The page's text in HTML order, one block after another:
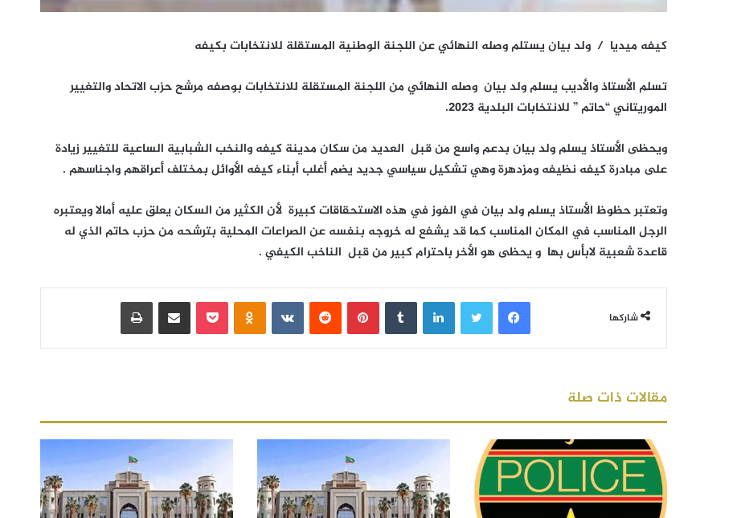
كيفه ميديا / ولد بيان يستلم وصله النهائي عن اللجنة الوطنية المستقلة للانتخابات بكيفه
تسلم الأستاذ والأديب يسلم ولد بيان وصله النهائي من اللجنة المستقلة للانتخابات بوصفه مرشح حزب الاتحاد والتغيير
الموريتاني “حاتم ” للانتخابات البلدية 2023.
ويحظى الأستاذ يسلم ولد بيان بدعم واسع من قبل العديد من سكان مدينة كيفه والنخب الشبابية الساعية للتغيير زيادة
على مبادرة كيفه نظيفه ومزدهرة وهي تشكيل سياسي جديد يضم أغلب أبناء كيفه الأوائل بمختلف أعراقهم واجناسهم .
وتعتبر حظوظ الأستاذ يسلم ولد بيان في الفوز في هذه الاستحقاقات كبيرة لأن الكثير من السكان يعلق عليه أمالا ويعتبره
الرجل المناسب في المكان المناسب كما قد يشفع له خروجه بنفسه عن الصراعات المحلية بترشحه من حزب حاتم الذي له
قاعدة شعبية لابأس بها و يحظى هو الأخر باحترام كبير من قبل الناخب الكيفي .
شاركها
فيسبوك لينكدإن بينتيريست بوكيت مشاركة عبر البريد
مقالات ذات صلة